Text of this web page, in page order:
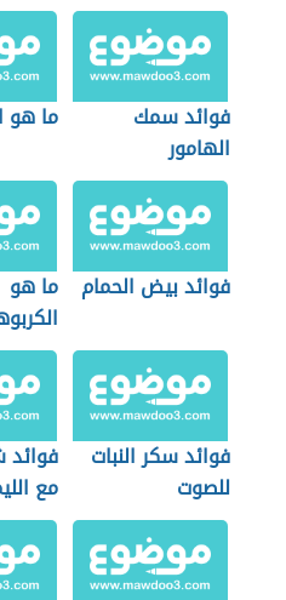
فوائد سمك
الهامور
ما هو
فوائد بيض الحمام
ما هو
فوائد سكر النبات
للصوت
فوائد
مع
الريق